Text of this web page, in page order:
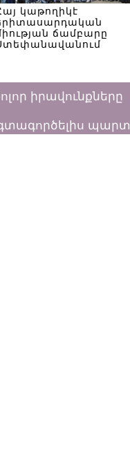
կաթողիկէ
ճամբարը
իրավունքները